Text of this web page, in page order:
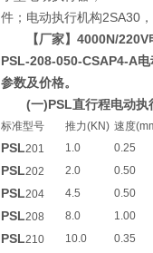
件；电动执行机构2SA30
【厂家】4000N/
PSL-208-050-CSAP4-A电
参数及价格。
(一)PSL直行程电动执
标准型号 推力(KN) 速度
PSL201 1.0 0.25
PSL202 2.0 0.50
PSL204 4.5 0.50
PSL208 8.0 1.00
PSL210 10.0 0.35